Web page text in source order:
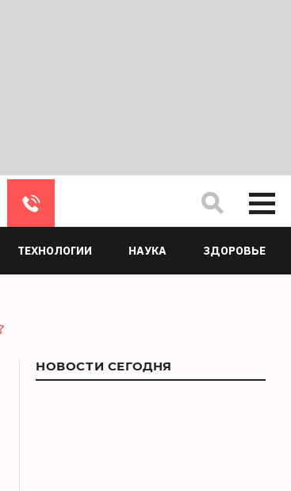
ТЕХНОЛОГИИ НАУКА ЗДОРОВЬЕ
НОВОСТИ СЕГОДНЯ